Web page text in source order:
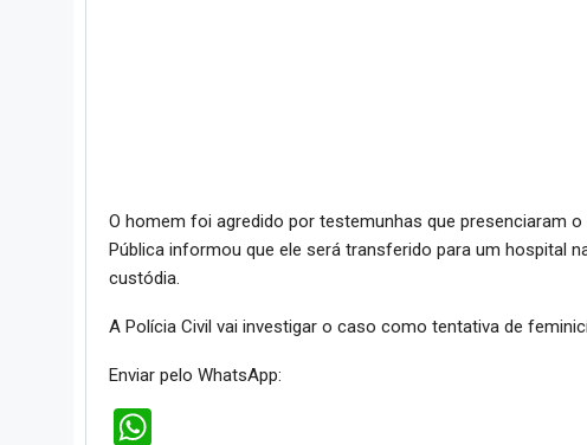
O homem foi agredido por testemunhas que presenciaram
Pública informou que ele será transferido para um hospital
custódia.
A Polícia Civil vai investigar o caso como tentativa de
Enviar pelo WhatsApp: